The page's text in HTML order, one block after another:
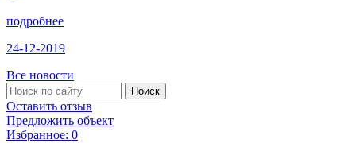
подробнее
24-12-2019
Все новости
Оставить отзыв
Предложить объект
Избранное: 0